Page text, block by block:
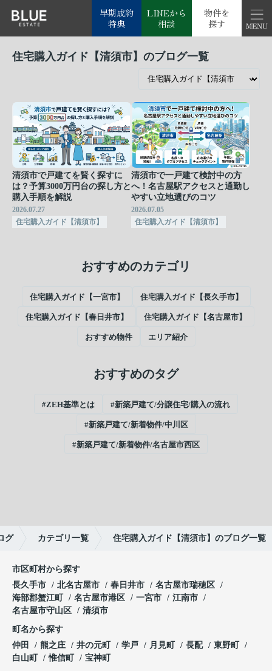
早期成約
特典
LINEから
相談
物件を
探す
住宅購入ガイド【清須市】のブログ一覧
清須市で戸建てを賢く探すに
は？予算3000万円台の探し方と
購入手順を解説
2026.07.27
住宅購入ガイド【清須市】
清須市で一戸建て検討中の方
へ！名古屋駅アクセスと通勤し
やすい立地選びのコツ
2026.07.05
住宅購入ガイド【清須市】
おすすめのカテゴリ
住宅購入ガイド【一宮市】 住宅購入ガイド【長久手市】
住宅購入ガイド【春日井市】 住宅購入ガイド【名古屋市】
おすすめ物件 エリア紹介
おすすめのタグ
#ZEH基準とは #新築戸建て/分譲住宅/購入の流れ
#新築戸建て/新着物件/中川区
#新築戸建て/新着物件/名古屋市西区
グ カテゴリ一覧 住宅購入ガイド【清須市】のブログ一覧
市区町村から探す
長久手市
北名古屋市 春日井市
名古屋市瑞穂区
海部郡蟹江町
名古屋市港区 一宮市
江南市
名古屋市守山区
清須市
町名から探す
仲田
熊之庄 井の元町 学戸 月見町 長配
東野町
白山町
惟信町 宝神町